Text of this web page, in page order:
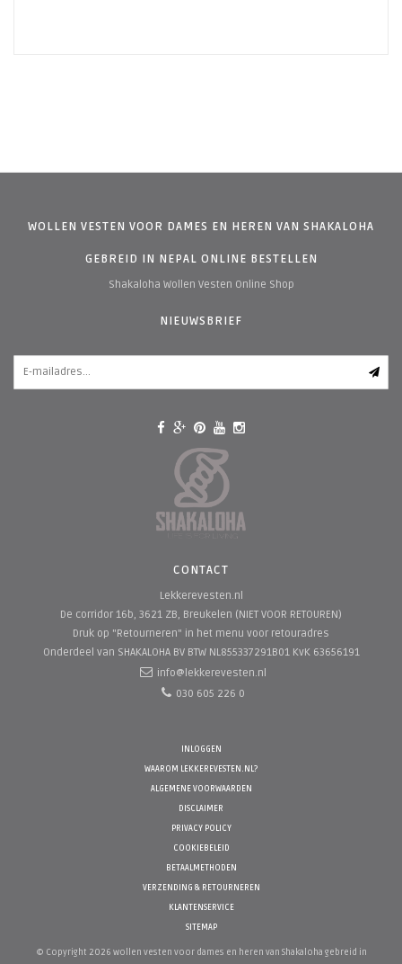
WOLLEN VESTEN VOOR DAMES EN HEREN VAN SHAKALOHA
GEBREID IN NEPAL ONLINE BESTELLEN
Shakaloha Wollen Vesten Online Shop
NIEUWSBRIEF
CONTACT
Lekkerevesten.nl
De corridor 16b, 3621 ZB, Breukelen (NIET VOOR RETOUREN)
Druk op "Retourneren" in het menu voor retouradres
Onderdeel van SHAKALOHA BV BTW NL855337291B01 KvK 63656191
info@lekkerevesten.nl
030 605 226 0
INLOGGEN
WAAROM LEKKEREVESTEN.NL?
ALGEMENE VOORWAARDEN
DISCLAIMER
PRIVACY POLICY
COOKIEBELEID
BETAALMETHODEN
VERZENDING & RETOURNEREN
KLANTENSERVICE
SITEMAP
© Copyright 2026 wollen vesten voor dames en heren van Shakaloha gebreid in